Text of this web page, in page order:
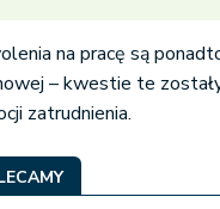
na pracę są
– kwestie te
zatrudnienia.